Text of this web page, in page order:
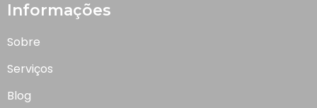
Informações
Sobre
Serviços
Blog